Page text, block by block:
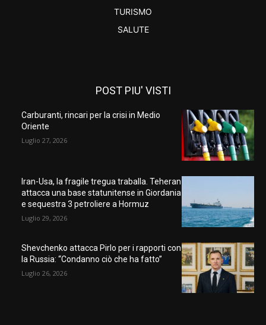
TURISMO
SALUTE
POST PIU' VISTI
Carburanti, rincari per la crisi in Medio
Oriente
Luglio 27, 2026
Iran-Usa, la fragile tregua traballa. Teheran
attacca una base statunitense in Giordania
e sequestra 3 petroliere a Hormuz
Luglio 29, 2026
Shevchenko attacca Pirlo per i rapporti con
la Russia: “Condanno ciò che ha fatto”
Luglio 26, 2026